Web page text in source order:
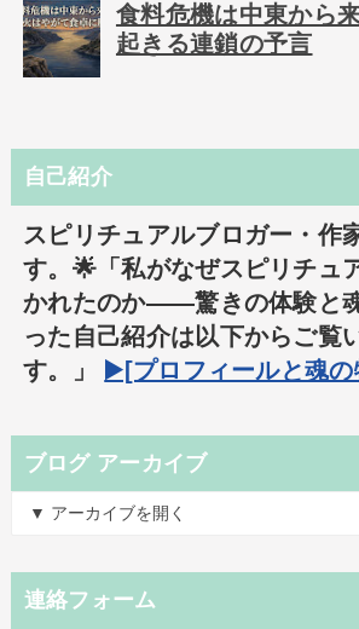
食料危機は中東から
起きる連鎖の予言
自己紹介
スピリチュアルブロガー・作
す。🌟「私がなぜスピリチュ
かれたのか――驚きの体験と
った自己紹介は以下からご覧
す。」
▶️[プロフィールと魂の
ブログ アーカイブ
▼ アーカイブを開く
連絡フォーム